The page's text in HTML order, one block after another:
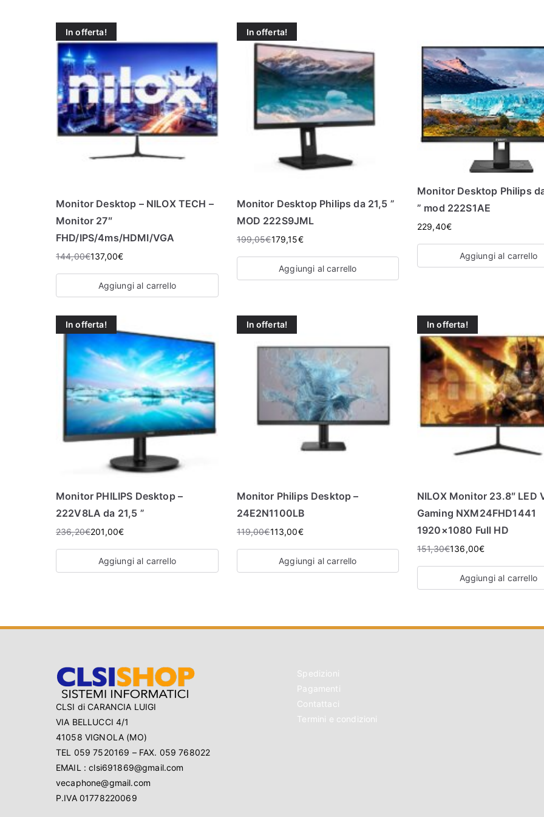
In offerta!
Monitor Desktop – NILOX TECH –
Monitor 27″
FHD/IPS/4ms/HDMI/VGA
144,00€137,00€
Aggiungi al carrello
In offerta!
Monitor Desktop Philips da 21,5 ”
MOD 222S9JML
199,05€179,15€
Aggiungi al carrello
Monitor Desktop Philips
” mod 222S1AE
229,40€
Aggiungi al carrello
In offerta!
Monitor PHILIPS Desktop –
222V8LA da 21,5 ”
236,20€201,00€
Aggiungi al carrello
In offerta!
Monitor Philips Desktop –
24E2N1100LB
119,00€113,00€
Aggiungi al carrello
In offerta!
NILOX Monitor 23.8″ LED
Gaming NXM24FHD1441
1920×1080 Full HD
151,30€136,00€
Aggiungi al carrello
CLSI di CARANCIA LUIGI
VIA BELLUCCI 4/1
41058 VIGNOLA (MO)
TEL 059 7520169 – FAX. 059 768022
EMAIL : clsi691869@gmail.com
vecaphone@gmail.com
P.IVA 01778220069
Spedizioni
Pagamenti
Contattaci
Termini e condizioni